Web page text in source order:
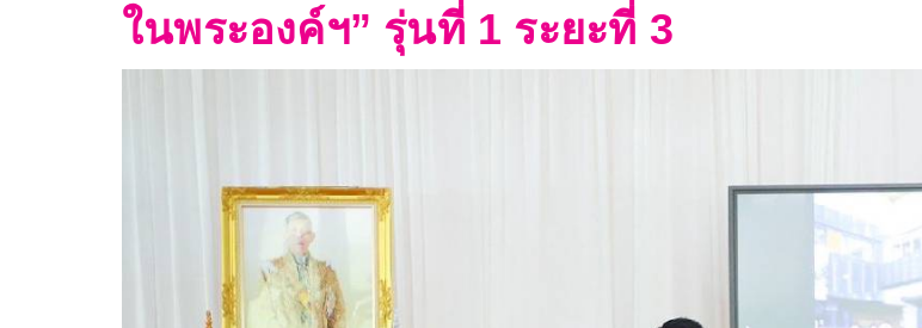
ในพระองค์ฯ” รุ่นที่ 1 ระยะที่ 3